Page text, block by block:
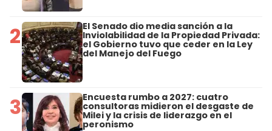
2 El Senado dio media sanción a la
Inviolabilidad de la Propiedad Privada:
el Gobierno tuvo que ceder en la Ley
del Manejo del Fuego
3 Encuesta rumbo a 2027: cuatro
consultoras midieron el desgaste de
Milei y la crisis de liderazgo en el
peronismo